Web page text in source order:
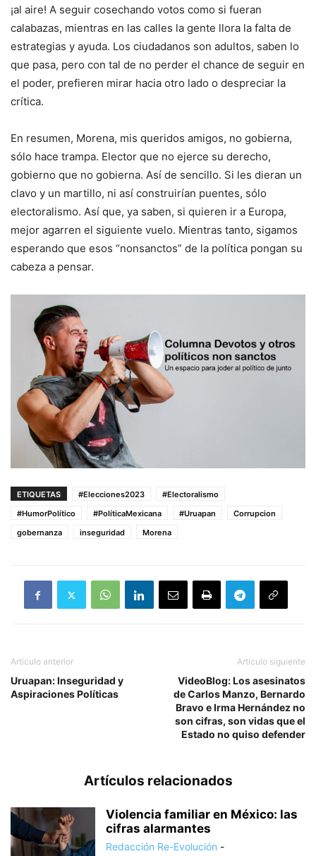
¡al aire! A seguir cosechando votos como si fueran
calabazas, mientras en las calles la gente llora la falta de
estrategias y ayuda. Los ciudadanos son adultos, saben lo
que pasa, pero con tal de no perder el chance de seguir en
el poder, prefieren mirar hacia otro lado o despreciar la
crítica.
En resumen, Morena, mis queridos amigos, no gobierna,
sólo hace trampa. Elector que no ejerce su derecho,
gobierno que no gobierna. Así de sencillo. Si les dieran un
clavo y un martillo, ni así construirían puentes, sólo
electoralismo. Así que, ya saben, si quieren ir a Europa,
mejor agarren el siguiente vuelo. Mientras tanto, sigamos
esperando que esos “nonsanctos” de la política pongan su
cabeza a pensar.
ETIQUETAS #Elecciones2023
#Electoralismo
#HumorPolítico
#PolíticaMexicana #Uruapan
Corrupcion
gobernanza
inseguridad Morena
Artículo anterior
Uruapan: Inseguridad y
Aspiraciones Políticas
Artículo siguiente
VideoBlog: Los asesinatos
de Carlos Manzo, Bernardo
Bravo e Irma Hernández no
son cifras, son vidas que el
Estado no quiso defender
Artículos relacionados
Violencia familiar en México: las
cifras alarmantes
Redacción Re-Evolución -